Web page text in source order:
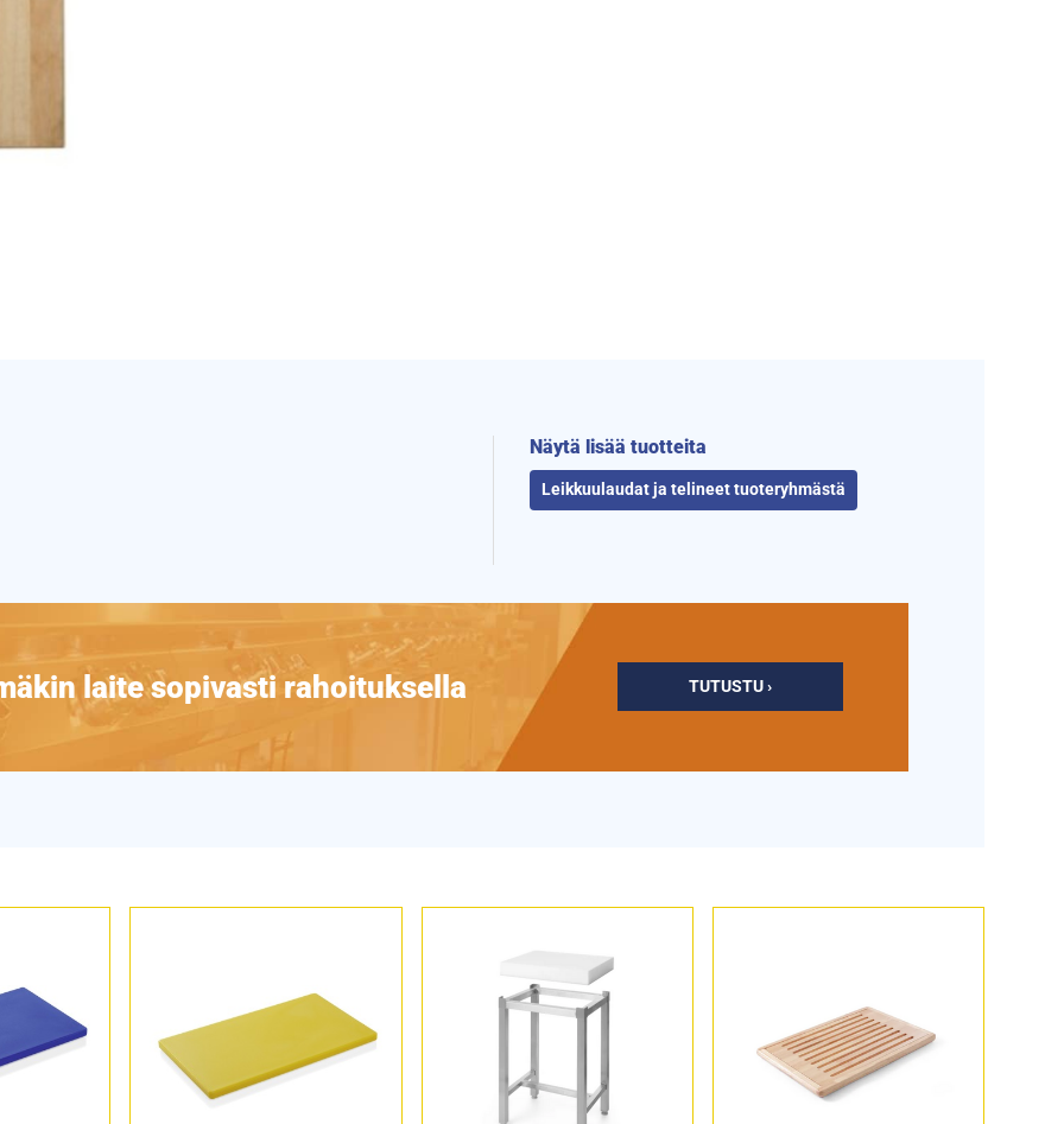
Näytä lisää tuotteita
Leikkuulaudat ja telineet tuoteryhmästä
laite sopivasti rahoituksella TUTUSTU ›